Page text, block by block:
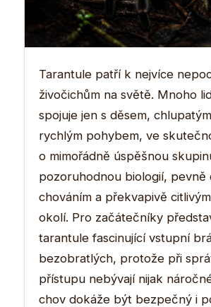
Tarantule patří k nejvíce
živočichům na světě. Mnoho
spojuje jen s děsem,
rychlým pohybem, ve
o mimořádně úspěšnou
pozoruhodnou biologií, pevně
chováním a překvapivě
okolí. Pro začátečníky
tarantule fascinující vstupní
bezobratlých, protože při
přístupu nebývají nijak
chov dokáže být bezpečný i